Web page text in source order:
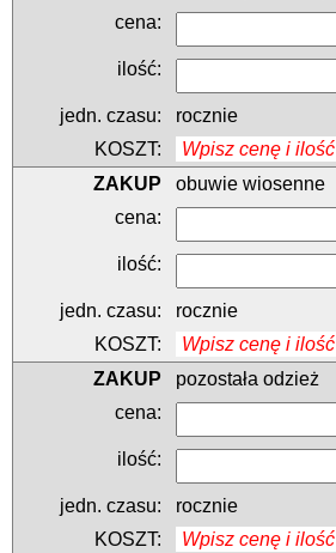
rocznie
Wpisz cenę i ilość
obuwie wiosenne
rocznie
Wpisz cenę i ilość
pozostała odzież
rocznie
Wpisz cenę i ilość